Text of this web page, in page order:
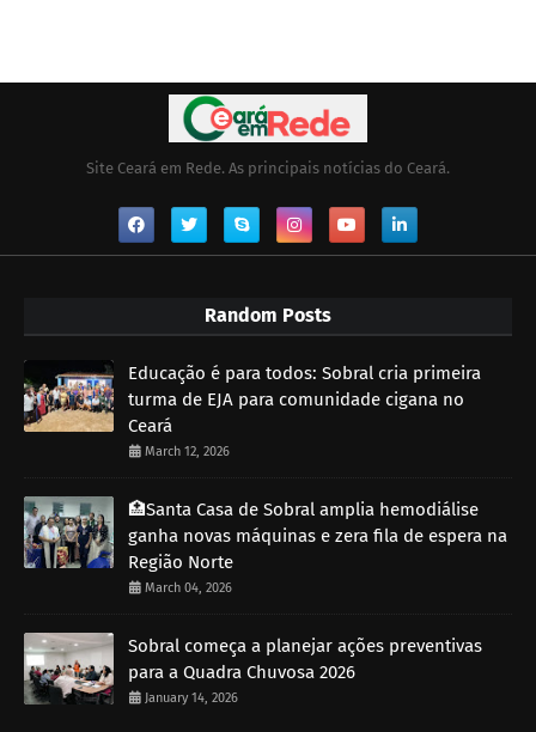
Site Ceará em Rede. As principais notícias do Ceará.
Random Posts
Educação é para todos: Sobral cria primeira
turma de EJA para comunidade cigana no
Ceará
March 12, 2026
🏥Santa Casa de Sobral amplia hemodiálise
ganha novas máquinas e zera fila de espera na
Região Norte
March 04, 2026
Sobral começa a planejar ações preventivas
para a Quadra Chuvosa 2026
January 14, 2026